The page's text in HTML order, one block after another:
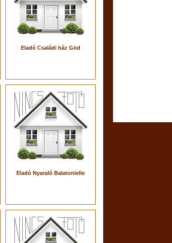
Eladó Családi ház Göd
Eladó Nyaraló Balatonlelle